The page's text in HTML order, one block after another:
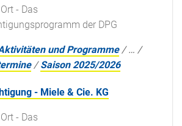
- Das
der DPG
und Programme /… /
/Saison 2025/2026
- Miele & Cie. KG
- Das